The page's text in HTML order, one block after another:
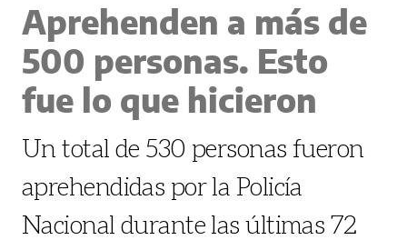
Aprehenden a más de
500 personas. Esto
fue lo que hicieron
Un total de 530 personas fueron
aprehendidas por la Policía
Nacional durante las últimas 72